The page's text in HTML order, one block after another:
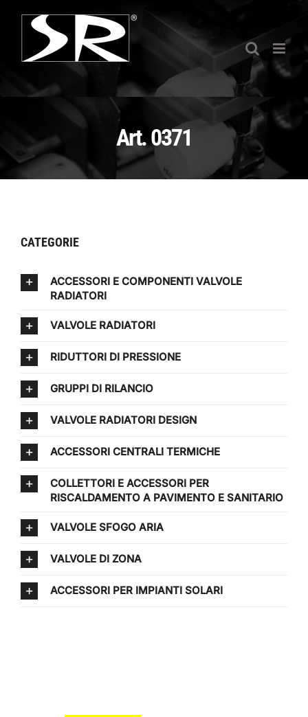
contenuto
Art. 0371
CATEGORIE
ACCESSORI E COMPONENTI VALVOLE
RADIATORI
VALVOLE RADIATORI
RIDUTTORI DI PRESSIONE
GRUPPI DI RILANCIO
VALVOLE RADIATORI DESIGN
ACCESSORI CENTRALI TERMICHE
COLLETTORI E ACCESSORI PER
RISCALDAMENTO A PAVIMENTO E SANITARIO
VALVOLE SFOGO ARIA
VALVOLE DI ZONA
ACCESSORI PER IMPIANTI SOLARI